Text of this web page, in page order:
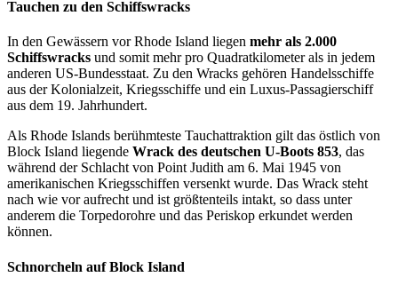
Tauchen zu den Schiffswracks
In den Gewässern vor Rhode Island liegen mehr als 2.000
Schiffswracks und somit mehr pro Quadratkilometer als in jedem
anderen US-Bundesstaat. Zu den Wracks gehören Handelsschiffe
aus der Kolonialzeit, Kriegsschiffe und ein Luxus-Passagierschiff
aus dem 19. Jahrhundert.
Als Rhode Islands berühmteste Tauchattraktion gilt das östlich von
Block Island liegende Wrack des deutschen U-Boots 853, das
während der Schlacht von Point Judith am 6. Mai 1945 von
amerikanischen Kriegsschiffen versenkt wurde. Das Wrack steht
nach wie vor aufrecht und ist größtenteils intakt, so dass unter
anderem die Torpedorohre und das Periskop erkundet werden
können.
Schnorcheln auf Block Island